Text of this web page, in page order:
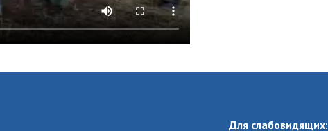
Для слабовидящих: